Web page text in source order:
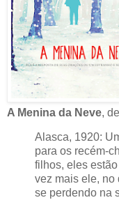
A Menina da Neve,
Alasca, 1920:
para os recém-
filhos, eles
vez mais ele, no
se perdendo na